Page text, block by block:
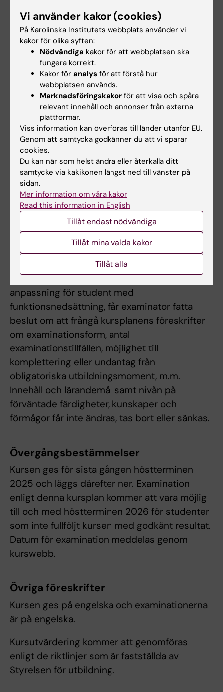
Frånvaro från ett obligatoriskt
utbildningsinslag kan innebära att den
studerande inte kan ta igen tillfället förrän
nästa gång kursen ges.
Begränsning av antal prov- eller
praktiktillfällen
De studenter som ej är godkända efter
ordinarie tillfälle har rätt att revidera och
lämna in uppgiften och/eller muntligt redovisa
vid ytterligare fem tillfällen. Om studenten
genomfört sex underkända inlämnade
versioner ges inte något ytterligare
examinationstillfälle eller någon ny kursplats.
Som inlämning räknas de gånger studenten
lämnat in en reviderad version av uppgiften
och/eller muntligt redovisat för examinerande
lärare.
Om det föreligger särskilda skäl, eller behov av
anpassning för student med
funktionsnedsättning, får examinator fatta
beslut om att frångå kursplanens föreskrifter
om examinationsform, antal
examinationstillfällen, möjlighet till
komplettering eller undantag från
obligatoriska utbildningsmoment, m.m.
Innehåll och lärandemål samt nivån på
förväntade färdigheter, kunskaper och
förmågor får inte ändras, tas bort eller sänkas.
Övergångsbestämmelser
Kursen ges för sista gången höstterminen
2025 och läggs därefter ner. Examination
enligt denna kursplan kommer att vara möjlig
till och med höstterminen 2026 för studenter
som inte fullföljt kursen med godkänt resultat.
Datum för examination meddelas genom
kurswebb.
Övriga föreskrifter
Kursen ges på engelska och examinationerna
är på engelska.
Kursutvärdering kommer att genomföras
enligt de riktlinjer som är fastställda av
Styrelsen för utbildning.
Vi använder kakor (cookies)
På Karolinska Institutets webbplats använder vi
kakor för olika syften:
Nödvändiga kakor för att webbplatsen ska
fungera korrekt.
Kakor för analys för att förstå hur
webbplatsen används.
Marknadsföringskakor för att visa och spåra
relevant innehåll och annonser från externa
plattformar.
Viss information kan överföras till länder utanför EU.
Genom att samtycka godkänner du att vi sparar
cookies.
Du kan när som helst ändra eller återkalla ditt
samtycke via kakikonen längst ned till vänster på
sidan.
Mer information om våra kakor
Read this information in English
Tillåt endast nödvändiga
Tillåt mina valda kakor
Tillåt alla